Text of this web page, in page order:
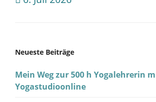
Neueste Beiträge
Mein Weg zur 500 h Yogalehrerin
Yogastudioonline